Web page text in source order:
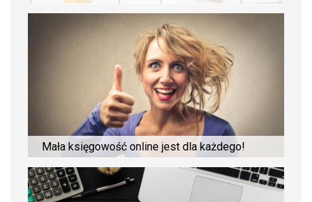
Mała księgowość online jest dla każdego!